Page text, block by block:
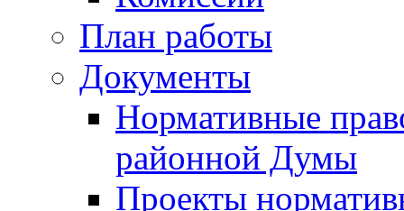
План работы
Документы
Нормативные
районной Думы
Проекты